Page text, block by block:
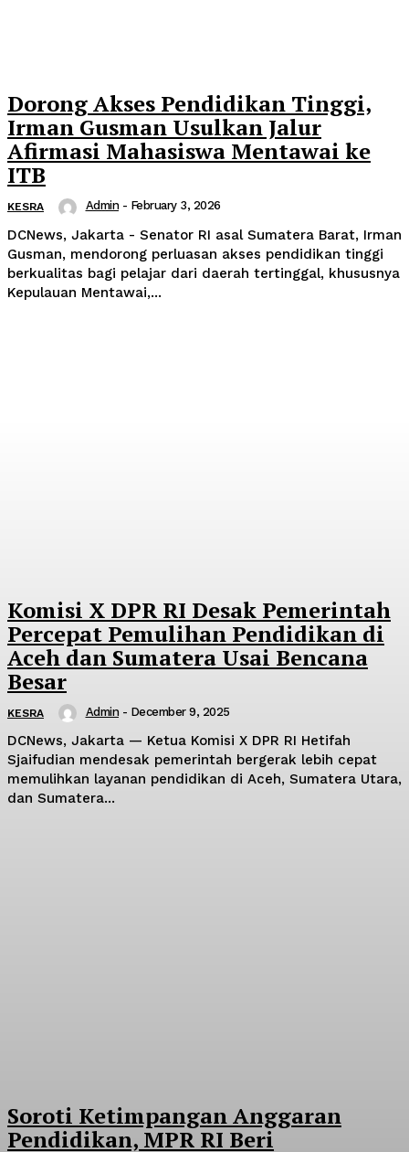
Dorong Akses Pendidikan Tinggi,
Irman Gusman Usulkan Jalur
Afirmasi Mahasiswa Mentawai ke
ITB
KESRA Admin - February 3, 2026
DCNews, Jakarta - Senator RI asal Sumatera Barat, Irman
Gusman, mendorong perluasan akses pendidikan tinggi
berkualitas bagi pelajar dari daerah tertinggal, khususnya
Kepulauan Mentawai,...
Komisi X DPR RI Desak Pemerintah
Percepat Pemulihan Pendidikan di
Aceh dan Sumatera Usai Bencana
Besar
KESRA Admin - December 9, 2025
DCNews, Jakarta — Ketua Komisi X DPR RI Hetifah
Sjaifudian mendesak pemerintah bergerak lebih cepat
memulihkan layanan pendidikan di Aceh, Sumatera Utara,
dan Sumatera...
Soroti Ketimpangan Anggaran
Pendidikan, MPR RI Beri